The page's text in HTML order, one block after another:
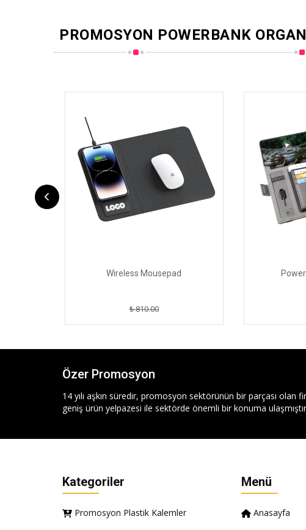
PROMOSYON POWERBANK
Wireless Mousepad
₺ 810.00
Özer Promosyon
14 yılı aşkın süredir, promosyon sektörünün bir parçası
geniş ürün yelpazesi ile sektörde önemli bir konuma
Kategoriler
Promosyon Plastik Kalemler
Menü
Anasayfa